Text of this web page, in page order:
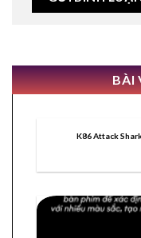
BÀI
K86 Attack